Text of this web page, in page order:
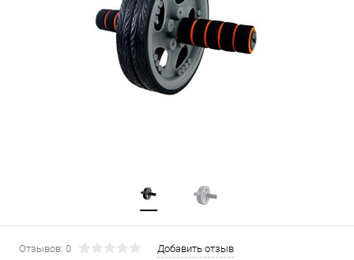
Отзывов: 0 Добавить отзыв